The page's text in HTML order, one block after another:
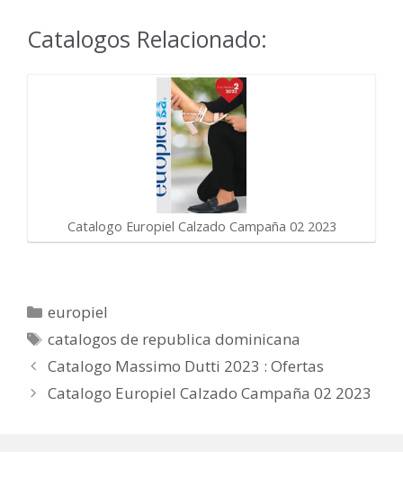
Catalogos Relacionado:
Catalogo Europiel Calzado Campaña 02 2023
Categorías
europiel
Etiquetas
catalogos de republica dominicana
Catalogo Massimo Dutti 2023 : Ofertas
Catalogo Europiel Calzado Campaña 02 2023